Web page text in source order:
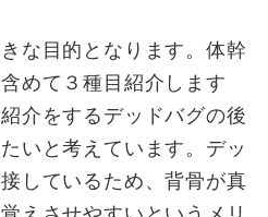
な目的となります。体幹
めて３種目紹介します
介をするデッドバグの後
いと考えています。デッ
しているため、背骨が真